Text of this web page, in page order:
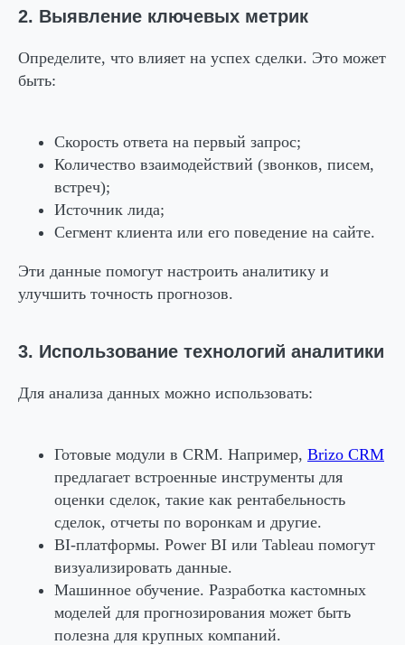
2. Выявление ключевых метрик
Определите, что влияет на успех сделки. Это может
быть:
Скорость ответа на первый запрос;
Количество взаимодействий (звонков, писем,
встреч);
Источник лида;
Сегмент клиента или его поведение на сайте.
Эти данные помогут настроить аналитику и
улучшить точность прогнозов.
3. Использование технологий аналитики
Для анализа данных можно использовать:
Готовые модули в CRM. Например, Brizo CRM
предлагает встроенные инструменты для
оценки сделок, такие как рентабельность
сделок, отчеты по воронкам и другие.
BI-платформы. Power BI или Tableau помогут
визуализировать данные.
Машинное обучение. Разработка кастомных
моделей для прогнозирования может быть
полезна для крупных компаний.